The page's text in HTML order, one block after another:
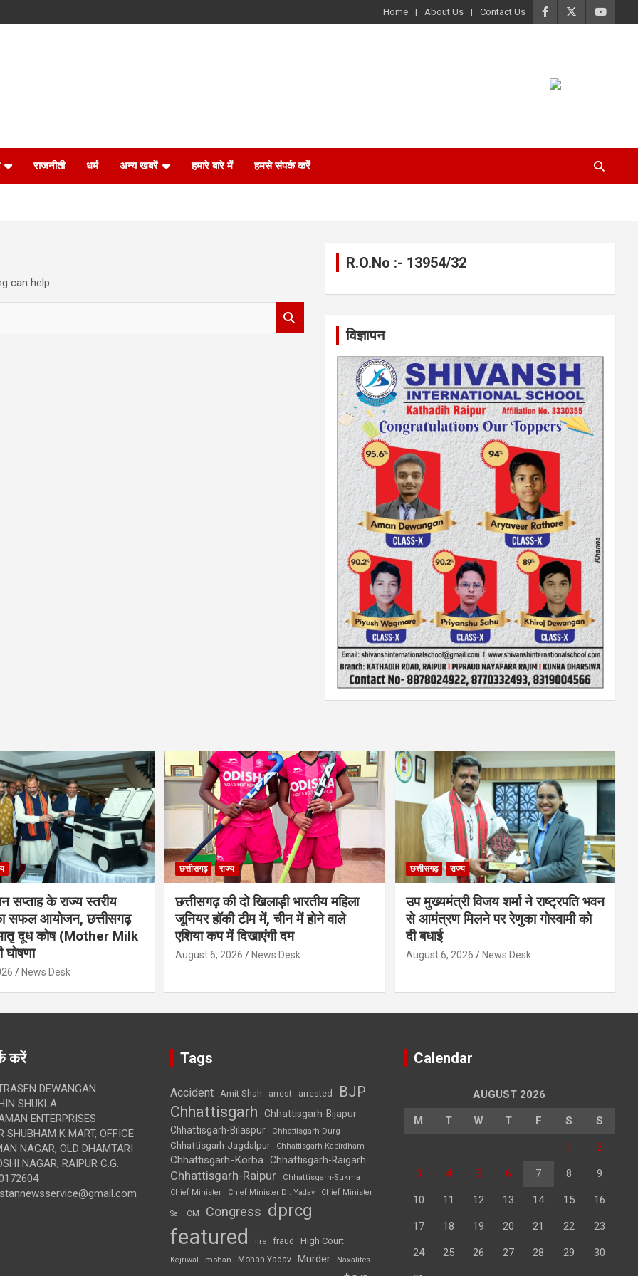
Home About Us Contact Us
राजनीती धर्म अन्य खबरें हमारे बारे में हमसे संपर्क करें
can help.
R.O.No :- 13954/32
विज्ञापन
सप्ताह के राज्य स्तरीय
सफल आयोजन, छत्तीसगढ़
दूध कोष (Mother Milk
News Desk
छत्तीसगढ़ राज्य
छत्तीसगढ़ की दो खिलाड़ी भारतीय महिला
जूनियर हॉकी टीम में, चीन में होने वाले
एशिया कप में दिखाएंगी दम
August 6, 2026 News Desk
छत्तीसगढ़ राज्य
उप मुख्यमंत्री विजय शर्मा ने राष्ट्रपति भवन
से आमंत्रण मिलने पर रेणुका गोस्वामी को
दी बधाई
August 6, 2026 News Desk
करें
DEWANGAN
SHUKLA
ENTERPRISES
SHUBHAM K MART, OFFICE
NAGAR, OLD DHAMTARI
NAGAR, RAIPUR C.G.
Tags
Accident Amit Shah arrest arrested BJP
Chhattisgarh
Chhattisgarh-Bijapur
Chhattisgarh-Bilaspur
Chhattisgarh-Durg
Chhattisgarh-Jagdalpur Chhattisgarh-Kabirdham
Chhattisgarh-Korba Chhattisgarh-Raigarh
Chhattisgarh-Raipur
Chhattisgarh-Sukma
Chief Minister
Chief Minister Dr. Yadav Chief Minister
Sai CM Congress dprcg
featured fire fraud High Court
Kejriwal mohan Mohan Yadav Murder Naxalites
Calendar
AUGUST 2026
M T W T F S S
1 2
3 4 5 6 7 8 9
10 11 12 13 14 15 16
17 18 19 20 21 22 23
24 25 26 27 28 29 30